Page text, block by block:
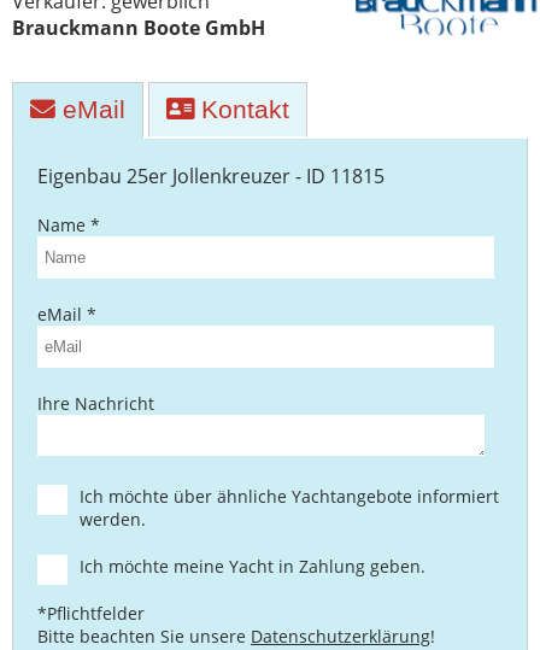
Brauckmann Boote GmbH
eMail Kontakt
Eigenbau 25er Jollenkreuzer - ID 11815
Name *
eMail *
Ihre Nachricht
Ich möchte über ähnliche Yachtangebote informiert
werden.
Ich möchte meine Yacht in Zahlung geben.
*Pflichtfelder
Bitte beachten Sie unsere Datenschutzerklärung!